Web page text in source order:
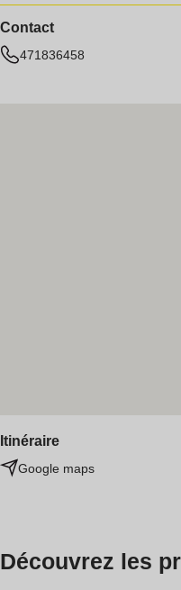
Itinéraire
Google maps
Contact
471836458
Découvrez les